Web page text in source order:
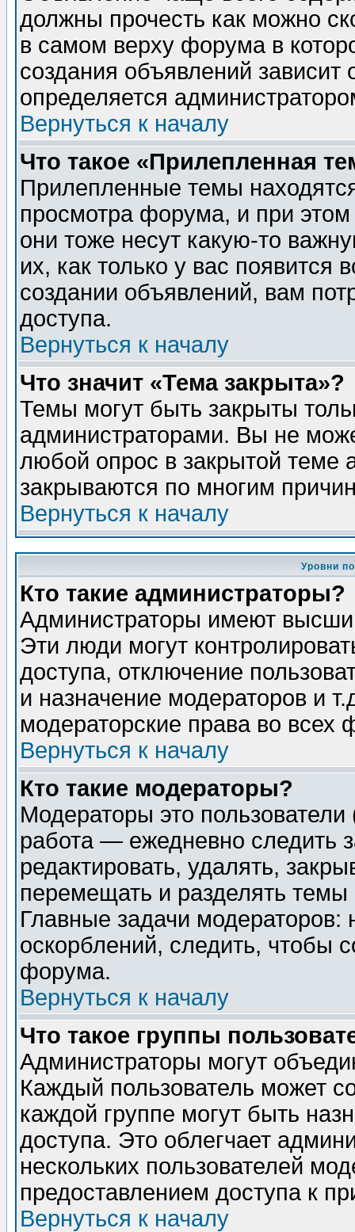
должны прочесть как можно
в самом верху форума в
создания объявлений зависит
определяется
Вернуться к началу
Что такое «Прилепленная
Прилепленные темы
просмотра форума, и при
они тоже несут какую-то
их, как только у вас появится
создании объявлений, вам
доступа.
Вернуться к началу
Что значит «Тема закрыта»?
Темы могут быть закрыты
администраторами. Вы не
любой опрос в закрытой теме
закрываются по многим
Вернуться к началу
Уровни
Кто такие администраторы?
Администраторы имеют
Эти люди могут
доступа, отключение
и назначение модераторов и
модераторские права во всех
Вернуться к началу
Кто такие модераторы?
Модераторы это
работа — ежедневно следить
редактировать, удалять,
перемещать и разделять
Главные задачи
оскорблений, следить, чтобы
форума.
Вернуться к началу
Что такое группы
Администраторы могут
Каждый пользователь может
каждой группе могут быть
доступа. Это облегчает
нескольких пользователей
предоставлением доступа к
Вернуться к началу